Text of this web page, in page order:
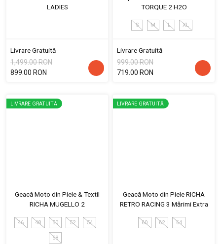
LADIES
Livrare Gratuită
1,499.00 RON
899.00 RON
TORQUE 2 H2O
S M L XL
Livrare Gratuită
999.00 RON
719.00 RON
LIVRARE GRATUITĂ
Geacă Moto din Piele & Textil
RICHA MUGELLO 2
46 48 50 52 54
58
LIVRARE GRATUITĂ
Geacă Moto din Piele RICHA
RETRO RACING 3 Mărimi Extra
60 62 64